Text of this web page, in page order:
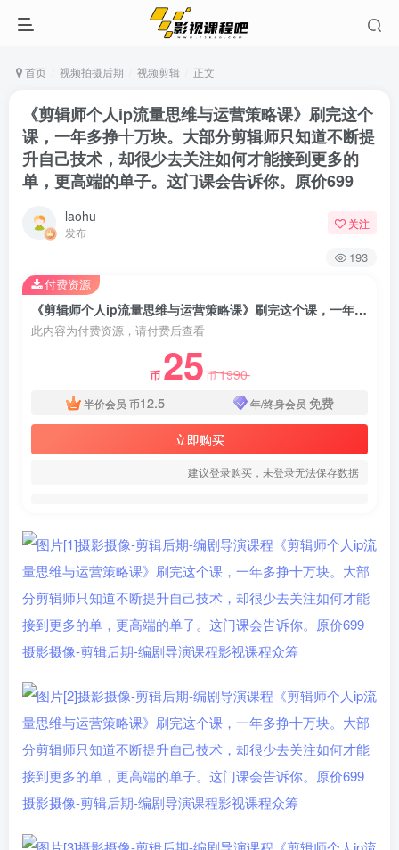
首页 视频拍摄后期 视频剪辑 正文
《剪辑师个人ip流量思维与运营策略课》刷完这个
课，一年多挣十万块。大部分剪辑师只知道不断提
升自己技术，却很少去关注如何才能接到更多的
单，更高端的单子。这门课会告诉你。原价699
laohu
发布
关注
193
《剪辑师个人ip流量思维与运营策略课》刷完这个课，一年多挣十万块。大部分剪辑师只知道不断提升自己技术，却很少去关注如何才能接到更多的单，更高端的单子。这门课会告诉你。原价699
此内容为付费资源，请付费后查看
币 25币1990
半价会员 币12.5 年/终身会员 免费
立即购买
建议登录购买，未登录无法保存数据
付费资源